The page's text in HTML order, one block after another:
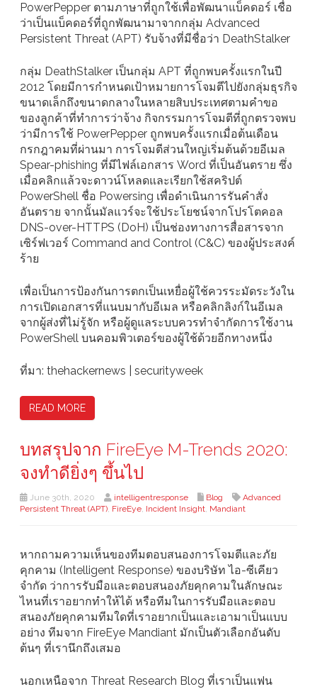
PowerPepper ตามภาษาที่ถูกใช้เพื่อพัฒนาแบ็คดอร์ เชื่อ
ว่าเป็นแบ็คดอร์ที่ถูกพัฒนามาจากกลุ่ม Advanced
Persistent Threat (APT) รับจ้างที่มีชื่อว่า DeathStalker
กลุ่ม DeathStalker เป็นกลุ่ม APT ที่ถูกพบครั้งเเรกในปี
2012 โดยมีการกำหนดเป้าหมายการโจมตีไปยังกลุ่มธุรกิจ
ขนาดเล็กถึงขนาดกลางในหลายสิบประเทศตามคำขอ
ของลูกค้าที่ทำการว่าจ้าง กิจกรรมการโจมตีที่ถูกตรวจพบ
ว่ามีการใช้ PowerPepper ถูกพบครั้งแรกเมื่อต้นเดือน
กรกฎาคมที่ผ่านมา การโจมตีส่วนใหญ่เริ่มต้นด้วยอีเมล
Spear-phishing ที่มีไฟล์เอกสาร Word ที่เป็นอันตราย ซึ่ง
เมื่อคลิกแล้วจะดาวน์โหลดและเรียกใช้สคริปต์
PowerShell ชื่อ Powersing เพื่อดำเนินการรันคำสั่ง
อันตราย จากนั้นมัลแวร์จะใช้ประโยชน์จากโปรโตคอล
DNS-over-HTTPS (DoH) เป็นช่องทางการสื่อสารจาก
เซิร์ฟเวอร์ Command and Control (C&C) ของผู้ประสงค์
ร้าย
เพื่อเป็นการป้องกันการตกเป็นเหยื่อผู้ใช้ควรระมัดระวังใน
การเปิดเอกสารที่แนบมากับอีเมล หรือคลิกลิงก์ในอีเมล
จากผู้ส่งที่ไม่รู้จัก หรือผู้ดูแลระบบควรทำจำกัดการใช้งาน
PowerShell บนคอมพิวเตอร์ของผู้ใช้ด้วยอีกทางหนึ่ง
ที่มา: thehackernews | securityweek
READ MORE
บทสรุปจาก FireEye M-Trends 2020:
จงทำดียิ่งๆ ขึ้นไป
June 30th, 2020 intelligentresponse Blog
Advanced
Persistent Threat (APT), FireEye, Incident Insight, Mandiant
หากถามความเห็นของทีมตอบสนองการโจมตีและภัย
คุกคาม (Intelligent Response) ของบริษัท ไอ-ซีเคียว
จำกัด ว่าการรับมือและตอบสนองภัยคุกคามในลักษณะ
ไหนที่เราอยากทำให้ได้ หรือทีมในการรับมือและตอบ
สนองภัยคุกคามทีมใดที่เราอยากเป็นและเอามาเป็นแบบ
อย่าง ทีมจาก FireEye Mandiant มักเป็นตัวเลือกอันดับ
ต้นๆ ที่เรานึกถึงเสมอ
นอกเหนือจาก Threat Research Blog ที่เราเป็นแฟน